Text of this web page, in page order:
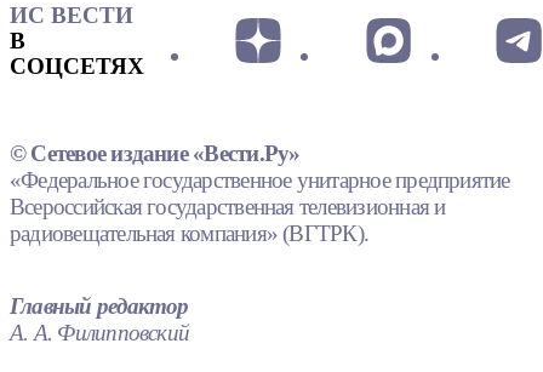
ИС ВЕСТИ
В
СОЦСЕТЯХ
© Сетевое издание «Вести.Ру»
«Федеральное государственное унитарное предприятие
Всероссийская государственная телевизионная и
радиовещательная компания» (ВГТРК).
Главный редактор
А. А. Филипповский